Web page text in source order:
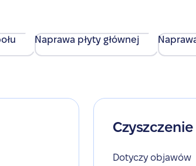
Naprawa płyty głównej
Dotyczy objawów